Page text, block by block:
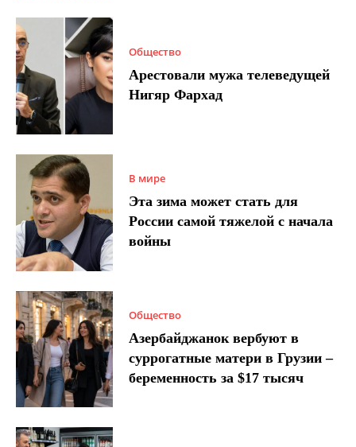
Общество
Арестовали мужа телеведущей
Нигяр Фархад
В мире
Эта зима может стать для
России самой тяжелой с начала
войны
Общество
Азербайджанок вербуют в
суррогатные матери в Грузии –
беременность за $17 тысяч